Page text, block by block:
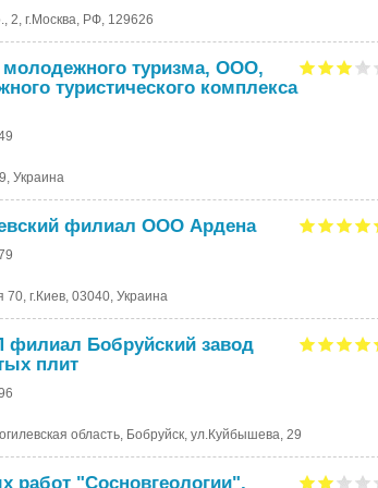
2, г.Москва, РФ, 129626
туризма, ООО,
туристического комплекса
Украина
филиал ООО Ардена
г.Киев, 03040, Украина
филиал Бобруйский завод
плит
область, Бобруйск, ул.Куйбышева, 29
работ "Сосновгеологии",